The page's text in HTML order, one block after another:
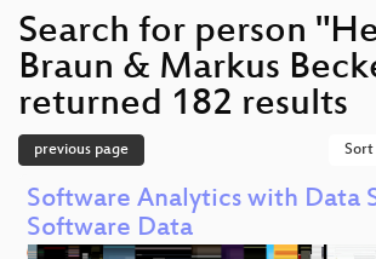
Search for person
Braun & Markus
returned 182 results
previous page Sort
Software Analytics with Data
Software Data